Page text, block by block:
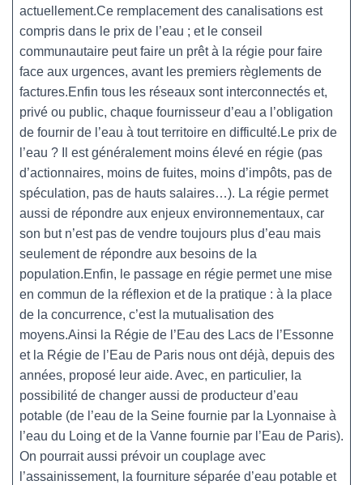
actuellement.Ce remplacement des canalisations est
compris dans le prix de l’eau ; et le conseil
communautaire peut faire un prêt à la régie pour faire
face aux urgences, avant les premiers règlements de
factures.Enfin tous les réseaux sont interconnectés et,
privé ou public, chaque fournisseur d’eau a l’obligation
de fournir de l’eau à tout territoire en difficulté.Le prix de
l’eau ? Il est généralement moins élevé en régie (pas
d’actionnaires, moins de fuites, moins d’impôts, pas de
spéculation, pas de hauts salaires…). La régie permet
aussi de répondre aux enjeux environnementaux, car
son but n’est pas de vendre toujours plus d’eau mais
seulement de répondre aux besoins de la
population.Enfin, le passage en régie permet une mise
en commun de la réflexion et de la pratique : à la place
de la concurrence, c’est la mutualisation des
moyens.Ainsi la Régie de l’Eau des Lacs de l’Essonne
et la Régie de l’Eau de Paris nous ont déjà, depuis des
années, proposé leur aide. Avec, en particulier, la
possibilité de changer aussi de producteur d’eau
potable (de l’eau de la Seine fournie par la Lyonnaise à
l’eau du Loing et de la Vanne fournie par l’Eau de Paris).
On pourrait aussi prévoir un couplage avec
l’assainissement, la fourniture séparée d’eau potable et